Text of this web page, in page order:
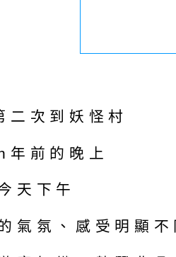
二次到妖怪村
年前的晚上
天下午
氣氛、感受明顯